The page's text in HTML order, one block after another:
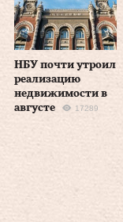
НБУ почти утроил
реализацию
недвижимости в
августе
17289